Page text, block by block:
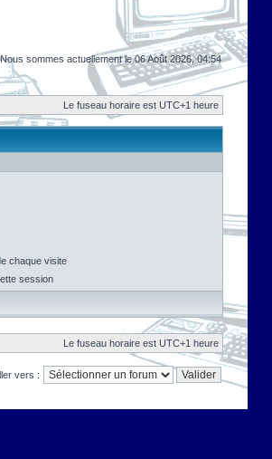
Nous sommes actuellement le 06 Août 2026, 04:54
Le fuseau horaire est UTC+1 heure
chaque visite
session
Le fuseau horaire est UTC+1 heure
vers :